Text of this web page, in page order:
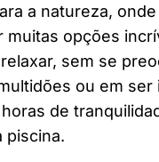
a natureza,
muitas opções
sem se
ou em ser
de
piscina.